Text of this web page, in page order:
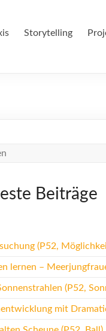
Storytelling
Beiträge
(P52,
lernen –
(P52,
mit